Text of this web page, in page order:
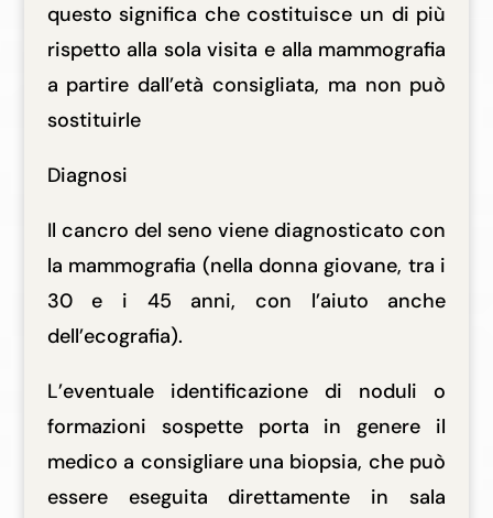
questo significa che costituisce un di più
rispetto alla sola visita e alla mammografia
a partire dall’età consigliata, ma non può
sostituirle
Diagnosi
Il cancro del seno viene diagnosticato con
la mammografia (nella donna giovane, tra i
30 e i 45 anni, con l’aiuto anche
dell’ecografia).
L’eventuale identificazione di noduli o
formazioni sospette porta in genere il
medico a consigliare una biopsia, che può
essere eseguita direttamente in sala